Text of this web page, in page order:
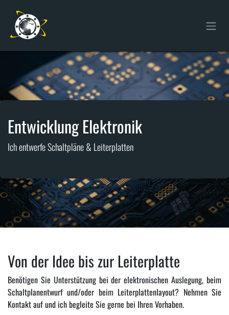
Entwicklung Elektronik
Ich entwerfe Schaltpläne & Leiterplatten
Von der Idee bis zur Leiterplatte
Benötigen Sie Unterstützung bei der elektronischen Auslegung, beim
Schaltplanentwurf und/oder beim Leiterplattenlayout? Nehmen Sie
Kontakt auf und ich begleite Sie gerne bei Ihren Vorhaben.